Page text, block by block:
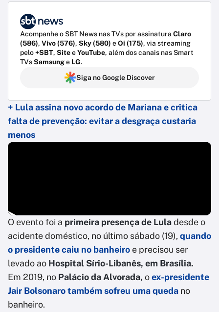
Acompanhe o SBT News nas TVs por assinatura Claro
(586), Vivo (576), Sky (580) eOi (175), via streaming
pelo+SBT, SiteeYouTube, além dos canais nas Smart
TVsSamsunge LG.
Siga no Google Discover
+ Lula assina novo acordo de Mariana e critica
falta de prevenção: evitar a desgraça custaria
menos
O evento foi a primeira presença de Luladesde o
acidente doméstico, no último sábado (19), quando
o presidente caiu no banheiro e precisou ser
levado ao Hospital Sírio-Libanês, em Brasília.
Em 2019, no Palácio da Alvorada, oex-presidente
Jair Bolsonaro também sofreu uma queda no
banheiro.